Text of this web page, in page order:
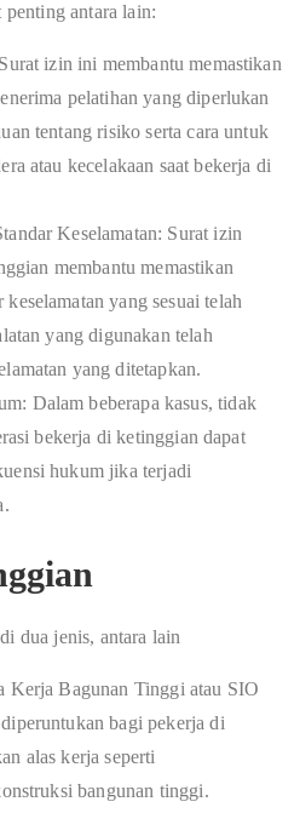
penting antara lain:
izin ini membantu memastikan
pelatihan yang diperlukan
tentang risiko serta cara untuk
atau kecelakaan saat bekerja di
Keselamatan: Surat izin
membantu memastikan
yang sesuai telah
yang digunakan telah
yang ditetapkan.
Dalam beberapa kasus, tidak
bekerja di ketinggian dapat
hukum jika terjadi
dua jenis, antara lain
Kerja Bagunan Tinggi atau SIO
bagi pekerja di
alas kerja seperti
bangunan tinggi.